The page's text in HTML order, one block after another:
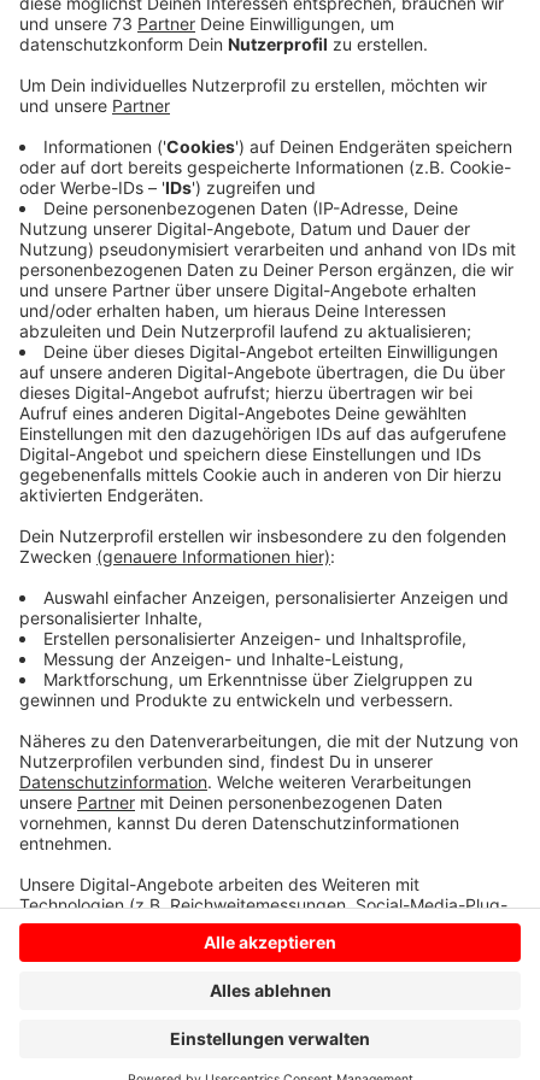
Jede Stimme zählt
Anzeige
Bei einem Fußballspiel teilte Mike Schmelz dem
Schiedsrichter mit, dass der Kontakt von seinem
Gegenspieler keine Absicht war. Daraufhin wurde die
Entscheidung korrigiert und die rote Karte wurde
zurückgenommen. Der gegnerische Spieler erhielt
somit nur eine Verwarnung und konnte weiterspielen.
Mit dieser Geste wurde er Fairplay-Monatssieger für
März 2025 und ist nun neben den anderen
Monatssiegern in der Auswahl zum Fairplay-
Jahressieger. Nominiert werden alle sieben
Monatssieger der Saison 2024/25.
könnt Ihr hier für Mike abstimmen.Er freut sich
über jede einzelne Stimme!
Anzeige